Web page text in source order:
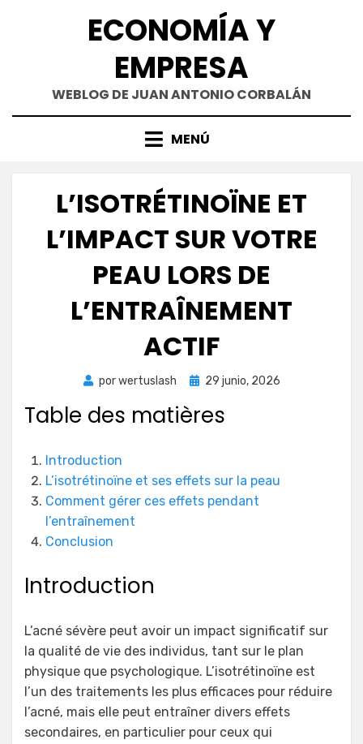
ECONOMÍA Y
EMPRESA
WEBLOG DE JUAN ANTONIO CORBALÁN
MENÚ
L’ISOTRÉTINOÏNE ET
L’IMPACT SUR VOTRE
PEAU LORS DE
L’ENTRAÎNEMENT
ACTIF
porwertuslash
Publicada
29 junio, 2026
Table des matières
Introduction
L’isotrétinoïne et ses effets sur la peau
Comment gérer ces effets pendant
l’entraînement
Conclusion
Introduction
L’acné sévère peut avoir un impact significatif sur
la qualité de vie des individus, tant sur le plan
physique que psychologique. L’isotrétinoïne est
l’un des traitements les plus efficaces pour réduire
l’acné, mais elle peut entraîner divers effets
secondaires, en particulier pour ceux qui